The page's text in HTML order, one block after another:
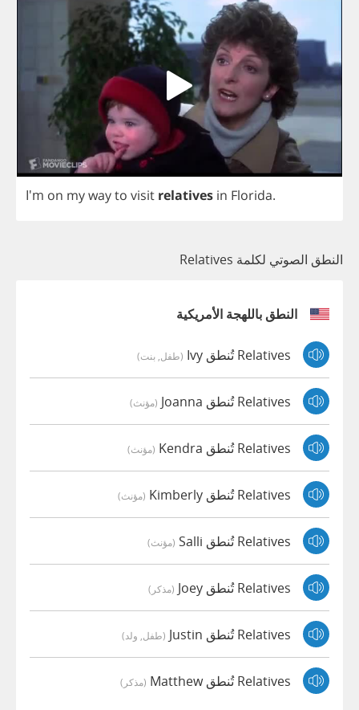
I'm on mywayto visit relatives in Florida.
النطق الصوتي لكلمة Relatives
النطق باللهجة الأمريكية
Relatives تُنطق Ivy (طفل, بنت)
Relatives تُنطق Joanna (مؤنث)
Relatives تُنطق Kendra (مؤنث)
Relatives تُنطق Kimberly (مؤنث)
Relatives تُنطق Salli (مؤنث)
Relatives تُنطق Joey (مذكر)
Relatives تُنطق Justin (طفل, ولد)
Relatives تُنطق Matthew (مذكر)